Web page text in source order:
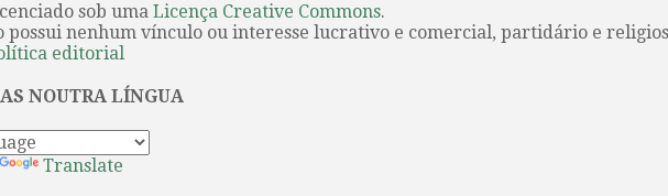
sob uma Licença Creative Commons.
possui nenhum vínculo ou interesse lucrativo e comercial, partidário e
editorial
NOUTRA LÍNGUA
Translate